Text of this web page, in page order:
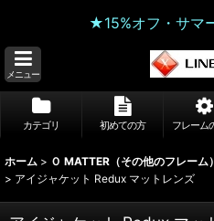
★15%オフ・サマ
メニュー
カテゴリ 初めての方 フレーム
ホーム > Ｏ MATTER（その他のフレーム）
> アイジャケット Redux マットレンズ